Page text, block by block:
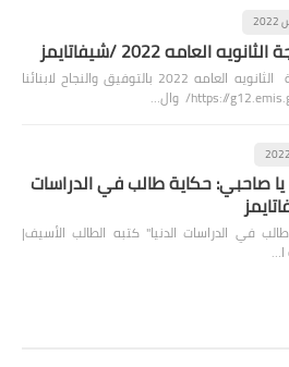
العامه 2022 /شيفاتايمز
ل معرفة نتيجة الثانويه العامه 2022 بالتوفيق والنجاح لابنائنا
صاحبي: حكاية طالب في الدراسات
في الدراسات الدنيا" كتبه الطالب الأسيف|